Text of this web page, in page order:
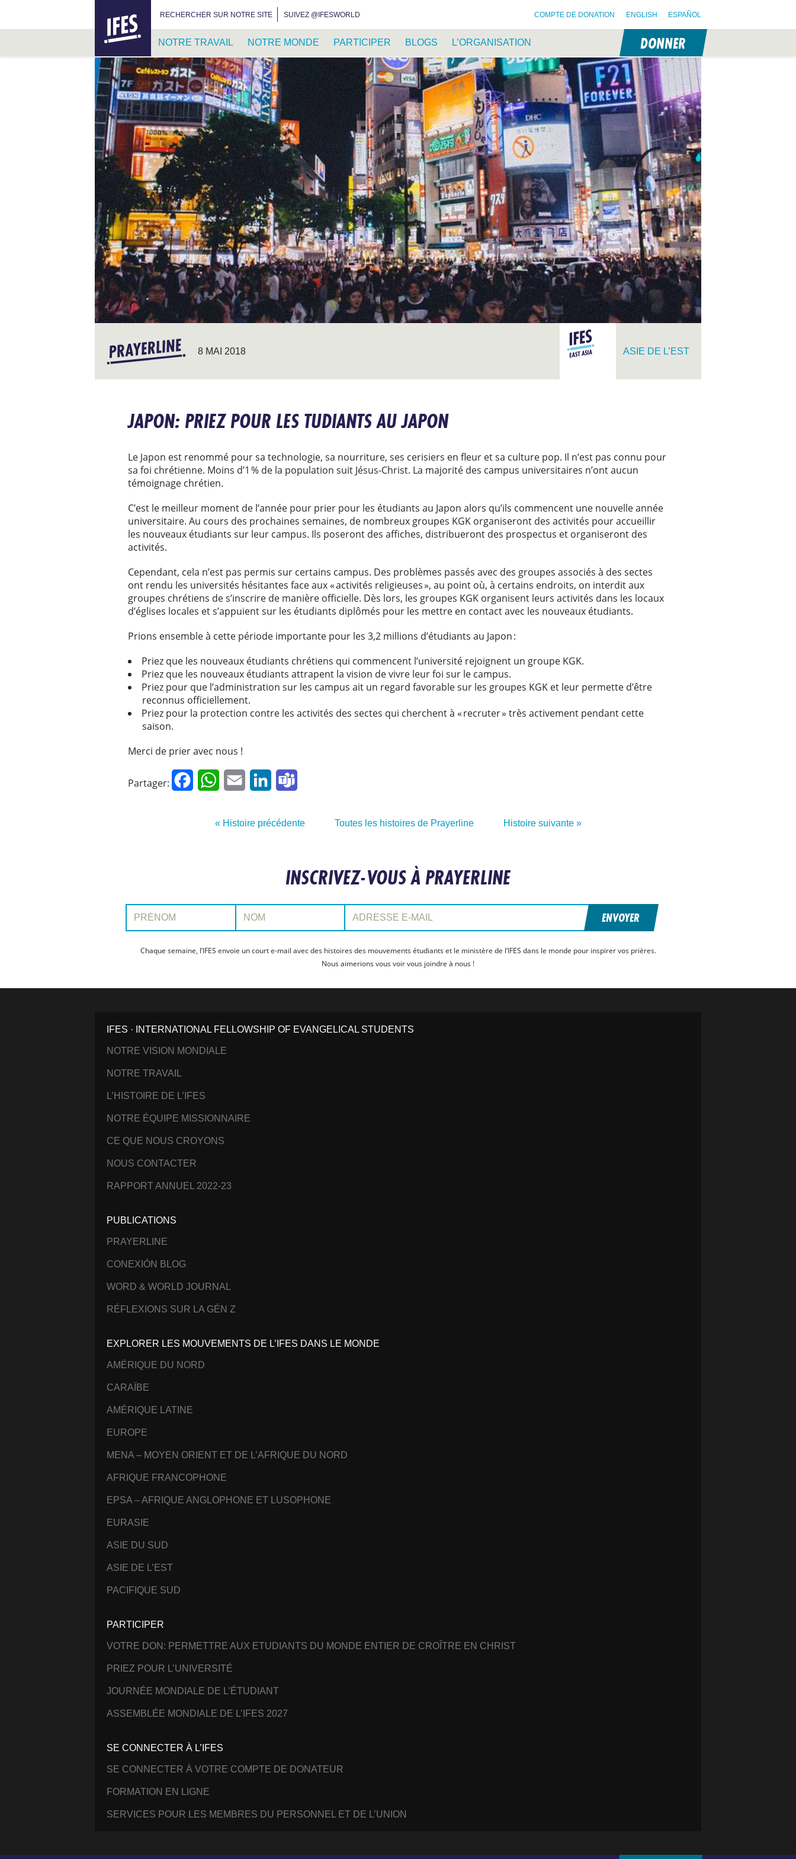
RECHERCHER SUR NOTRE SITE SUIVEZ @IFESWORLD COMPTE DE DONATION ENGLISH ESPAÑOL
INTERNATIONAL
FELLOWSHIP
OF
EVANGELICAL
STUDENTS
NOTRE TRAVAIL NOTRE MONDE PARTICIPER BLOGS L’ORGANISATION DONNER
8 MAI 2018 ASIE DE L’EST
JAPON: PRIEZ POUR LES TUDIANTS AU JAPON
Le Japon est renommé pour sa technologie, sa nourriture, ses cerisiers en fleur et sa culture pop. Il n’est pas connu pour
sa foi chrétienne. Moins d’1 % de la population suit Jésus-Christ. La majorité des campus universitaires n’ont aucun
témoignage chrétien.
C’est le meilleur moment de l’année pour prier pour les étudiants au Japon alors qu’ils commencent une nouvelle année
universitaire. Au cours des prochaines semaines, de nombreux groupes KGK organiseront des activités pour accueillir
les nouveaux étudiants sur leur campus. Ils poseront des affiches, distribueront des prospectus et organiseront des
activités.
Cependant, cela n’est pas permis sur certains campus. Des problèmes passés avec des groupes associés à des sectes
ont rendu les universités hésitantes face aux « activités religieuses », au point où, à certains endroits, on interdit aux
groupes chrétiens de s’inscrire de manière officielle. Dès lors, les groupes KGK organisent leurs activités dans les locaux
d’églises locales et s’appuient sur les étudiants diplômés pour les mettre en contact avec les nouveaux étudiants.
Prions ensemble à cette période importante pour les 3,2 millions d’étudiants au Japon :
Priez que les nouveaux étudiants chrétiens qui commencent l’université rejoignent un groupe KGK.
Priez que les nouveaux étudiants attrapent la vision de vivre leur foi sur le campus.
Priez pour que l’administration sur les campus ait un regard favorable sur les groupes KGK et leur permette d’être
reconnus officiellement.
Priez pour la protection contre les activités des sectes qui cherchent à « recruter » très activement pendant cette
saison.
Merci de prier avec nous !
Partager: FacebookWhatsApp
Email LinkedIn
« Histoire précédente Toutes les histoires de Prayerline Histoire suivante »
INSCRIVEZ-VOUS À PRAYERLINE
Prénom: Nom: Adresse e-mail:
ENVOYER
Chaque semaine, l’IFES envoie un court e-mail avec des histoires des mouvements étudiants et le ministère de l’IFES dans le monde pour inspirer vos prières.
Nous aimerions vous voir vous joindre à nous !
IFES · INTERNATIONAL FELLOWSHIP OF EVANGELICAL STUDENTS
NOTRE VISION MONDIALE
NOTRE TRAVAIL
L’HISTOIRE DE L’IFES
NOTRE ÉQUIPE MISSIONNAIRE
CE QUE NOUS CROYONS
NOUS CONTACTER
RAPPORT ANNUEL 2022-23
PUBLICATIONS
PRAYERLINE
CONEXIÓN BLOG
WORD & WORLD JOURNAL
RÉFLEXIONS SUR LA GÉN Z
EXPLORER LES MOUVEMENTS DE L’IFES DANS LE MONDE
AMÉRIQUE DU NORD
CARAÏBE
AMÉRIQUE LATINE
EUROPE
MENA – MOYEN ORIENT ET DE L’AFRIQUE DU NORD
AFRIQUE FRANCOPHONE
EPSA – AFRIQUE ANGLOPHONE ET LUSOPHONE
EURASIE
ASIE DU SUD
ASIE DE L’EST
PACIFIQUE SUD
PARTICIPER
VOTRE DON: PERMETTRE AUX ETUDIANTS DU MONDE ENTIER DE CROÎTRE EN CHRIST
PRIEZ POUR L’UNIVERSITÉ
JOURNÉE MONDIALE DE L’ÉTUDIANT
ASSEMBLÉE MONDIALE DE L’IFES 2027
SE CONNECTER À L’IFES
SE CONNECTER À VOTRE COMPTE DE DONATEUR
FORMATION EN LIGNE
SERVICES POUR LES MEMBRES DU PERSONNEL ET DE L’UNION